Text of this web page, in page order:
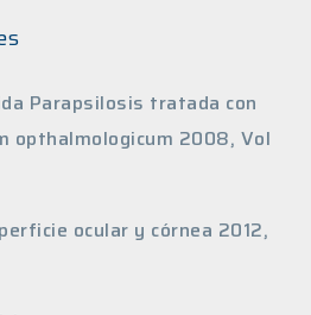
Parapsilosis tratada con
opthalmologicum 2008, Vol
ocular y córnea 2012,